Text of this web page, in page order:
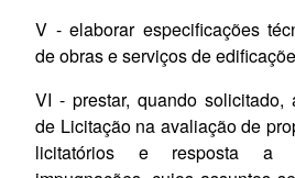
V - elaborar especificações
de obras e serviços de
VI - prestar, quando solicitado,
de Licitação na avaliação de
licitatórios e resposta a